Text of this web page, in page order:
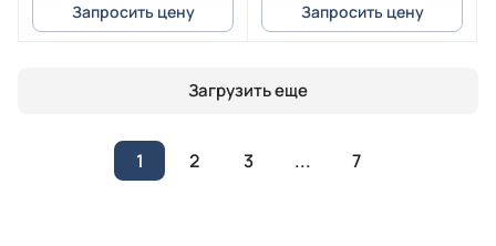
Запросить цену Запросить цену
Загрузить еще
1 2 3 ... 7